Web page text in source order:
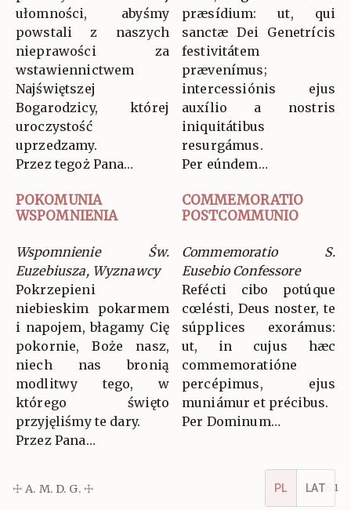
ułomności, abyśmy
powstali z naszych
nieprawości za
wstawiennictwem
Najświętszej
Bogarodzicy, której
uroczystość
uprzedzamy.
Przez tegoż Pana…
præsídium: ut, qui
sanctæ Dei Genetrícis
festivitátem
prævenímus;
intercessiónis ejus
auxílio a nostris
iniquitátibus
resurgámus.
Per eúndem…
POKOMUNIA
WSPOMNIENIA
COMMEMORATIO
POSTCOMMUNIO
Wspomnienie Św.
Euzebiusza, Wyznawcy
Pokrzepieni
niebieskim pokarmem
i napojem, błagamy Cię
pokornie, Boże nasz,
niech nas bronią
modlitwy tego, w
którego święto
przyjęliśmy te dary.
Przez Pana…
Commemoratio S.
Eusebio Confessore
Refécti cibo potúque
cœlésti, Deus noster, te
súpplices exorámus:
ut, in cujus hæc
commemoratióne
percépimus, ejus
muniámur et précibus.
Per Dominum…
PL LAT
☩ A. M. D. G. ☩ v5.16.1